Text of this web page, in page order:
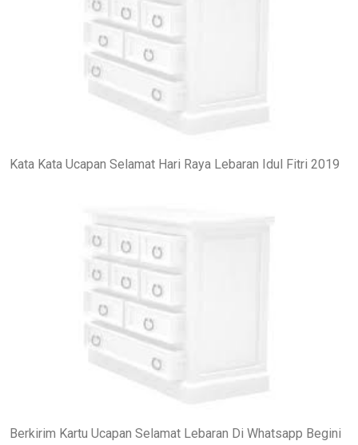
Kata Kata Ucapan Selamat Hari Raya Lebaran Idul Fitri 2019
Berkirim Kartu Ucapan Selamat Lebaran Di Whatsapp Begini